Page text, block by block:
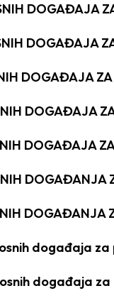
DOGAĐAJA
DOGAĐAJA
DOGAĐAJA
DOGAĐAJA
DOGAĐAJA
DOGAĐANJA
DOGAĐANJA
događaja
događaja